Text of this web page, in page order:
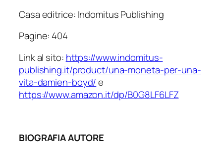
Casa editrice: Indomitus Publishing
Pagine: 404
Link al sito: https://www.indomitus-
publishing.it/product/una-moneta-per-una-
vita-damien-boyd/e
https://www.amazon.it/dp/B0G8LF6LFZ
BIOGRAFIA AUTORE